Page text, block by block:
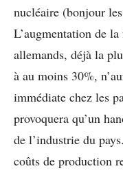
nucléaire (bonjour
L’augmentation de
allemands, déjà la
à au moins 30%,
immédiate chez les
provoquera qu’un
de l’industrie du
coûts de production